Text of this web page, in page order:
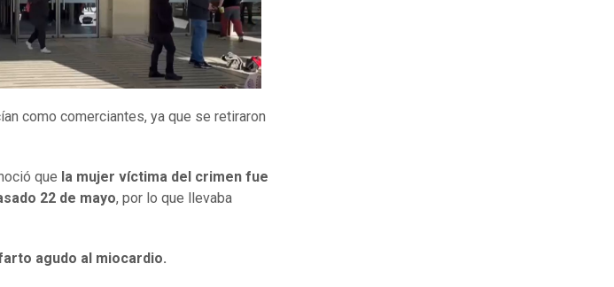
como comerciantes, ya que se retiraron
que la mujer víctima del crimen fue
22 de mayo, por lo que llevaba
agudo al miocardio.